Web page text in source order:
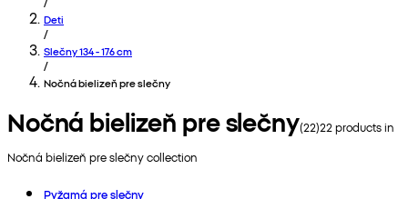
Deti
/
Slečny 134 - 176 cm
/
Nočná bielizeň pre slečny
Nočná bielizeň pre slečny(22)22products in
Nočná bielizeň pre slečnycollection
Pyžamá pre slečny